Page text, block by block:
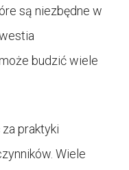
są niezbędne w
budzić wiele
praktyki
Wiele